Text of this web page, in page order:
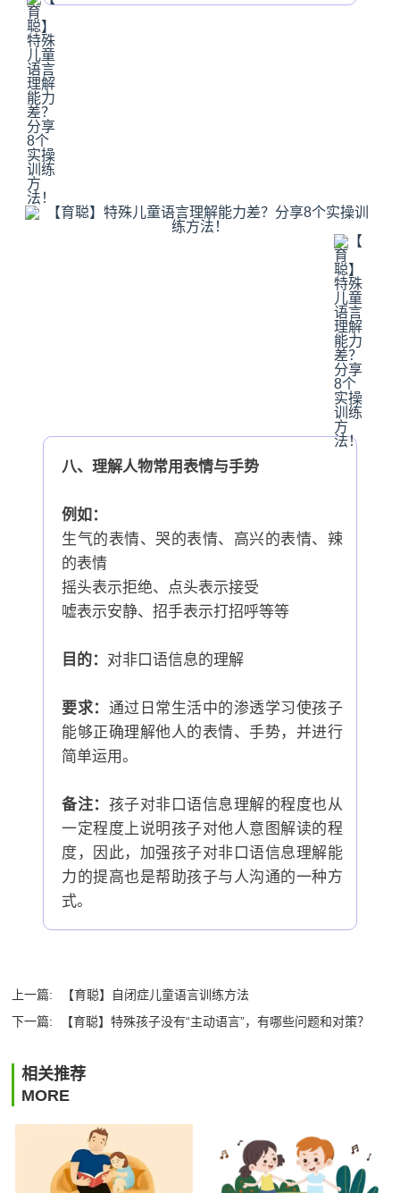
八、理解人物常用表情与手势
例如：
生气的表情、哭的表情、高兴的表情、辣
的表情
摇头表示拒绝、点头表示接受
嘘表示安静、招手表示打招呼等等
目的： 对非口语信息的理解
要求： 通过日常生活中的渗透学习使孩子
能够正确理解他人的表情、手势，并进行
简单运用。
备注： 孩子对非口语信息理解的程度也从
一定程度上说明孩子对他人意图解读的程
度，因此，加强孩子对非口语信息理解能
力的提高也是帮助孩子与人沟通的一种方
式。
上一篇:
【育聪】自闭症儿童语言训练方法
下一篇:
【育聪】特殊孩子没有“主动语言”，有哪些问题和对策？
相关推荐
MORE